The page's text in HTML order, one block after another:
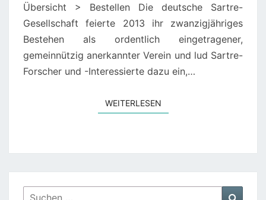
PAUL
SARTRE.)
Übersicht > Bestellen Die deutsche Sartre-
Gesellschaft feierte 2013 ihr zwanzigjähriges
Bestehen als ordentlich eingetragener,
gemeinnützig anerkannter Verein und lud Sartre-
Forscher und -Interessierte dazu ein,…
WEITERLESENWEITERLESEN
Suchen